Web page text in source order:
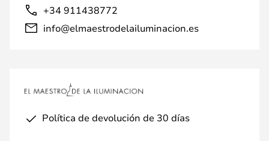
+34 911438772
info@elmaestrodelailuminacion.es
Política de devolución de 30 días